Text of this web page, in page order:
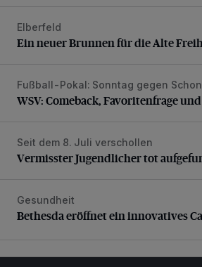
Ein neuer Brunnen für die Alte Freiheit
Elberfeld
Ein neuer Brunnen für die Alte
WSV: Comeback, Favoritenfrage
Fußball-Pokal: Sonntag gegen
WSV: Comeback, Favoritenfrage
Vermisster Jugendlicher tot
Seit dem 8. Juli verschollen
Vermisster Jugendlicher tot
Bethesda eröffnet ein innovatives
Gesundheit
Bethesda eröffnet ein innovatives